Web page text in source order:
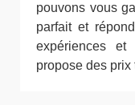
pouvons vous
parfait et
expériences
propose des prix